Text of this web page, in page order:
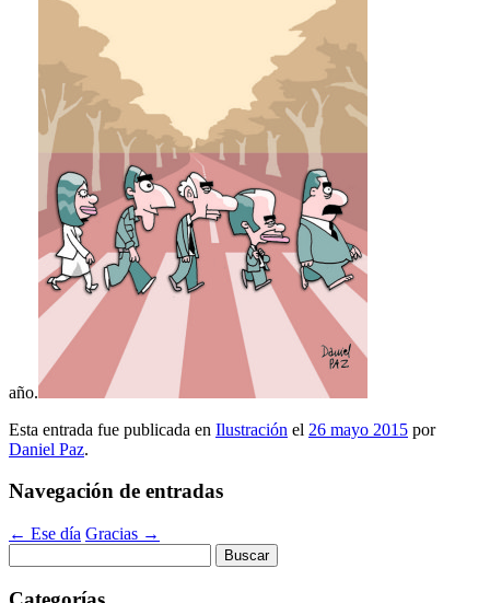
año.
Esta entrada fue publicada en Ilustración el 26 mayo 2015 por
Daniel Paz.
Navegación de entradas
← Ese día Gracias →